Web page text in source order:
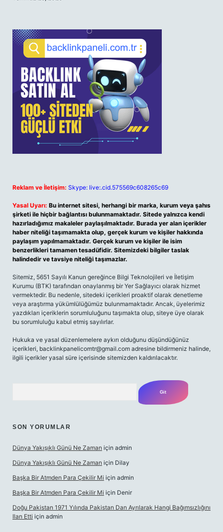
Reklam ve İletişim: Skype: live:.cid.575569c608265c69
Yasal Uyarı: Bu internet sitesi, herhangi bir marka, kurum veya şahıs
şirketi ile hiçbir bağlantısı bulunmamaktadır. Sitede yalnızca kendi
hazırladığımız makaleler paylaşılmaktadır. Burada yer alan içerikler
haber niteliği taşımamakta olup, gerçek kurum ve kişiler hakkında
paylaşım yapılmamaktadır. Gerçek kurum ve kişiler ile isim
benzerlikleri tamamen tesadüfidir. Sitemizdeki bilgiler taslak
halindedir ve tavsiye niteliği taşımazlar.
Sitemiz, 5651 Sayılı Kanun gereğince Bilgi Teknolojileri ve İletişim
Kurumu (BTK) tarafından onaylanmış bir Yer Sağlayıcı olarak hizmet
vermektedir. Bu nedenle, sitedeki içerikleri proaktif olarak denetleme
veya araştırma yükümlülüğümüz bulunmamaktadır. Ancak, üyelerimiz
yazdıkları içeriklerin sorumluluğunu taşımakta olup, siteye üye olarak
bu sorumluluğu kabul etmiş sayılırlar.
Hukuka ve yasal düzenlemelere aykırı olduğunu düşündüğünüz
içerikleri, backlinkpanelicomtr@gmail.com adresine bildirmeniz halinde,
ilgili içerikler yasal süre içerisinde sitemizden kaldırılacaktır.
SON YORUMLAR
Dünya Yakışıklı Günü Ne Zaman için admin
Dünya Yakışıklı Günü Ne Zaman için Dilay
Başka Bir Atmden Para Çekilir Mi için admin
Başka Bir Atmden Para Çekilir Mi için Denir
Doğu Pakistan 1971 Yılında Pakistan Dan Ayrılarak Hangi Bağımsızlığını
Ilan Etti için admin